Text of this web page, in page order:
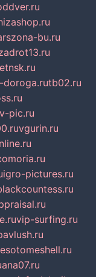
bu.ru
doroga.rutb02.ru
pic.ru
vgurin.ru
igro-pictures.ru
vip-surfing.ru